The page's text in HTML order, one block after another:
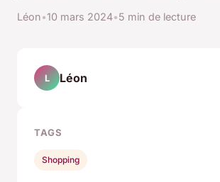
Léon•10 mars 2024•5 min de lecture
L Léon
TAGS
Shopping